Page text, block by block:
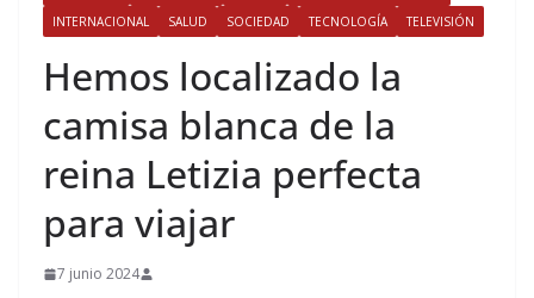
INTERNACIONAL
SALUD SOCIEDAD TECNOLOGÍA TELEVISIÓN
​Hemos localizado la
camisa blanca de la
reina Letizia perfecta
para viajar
7 junio 2024